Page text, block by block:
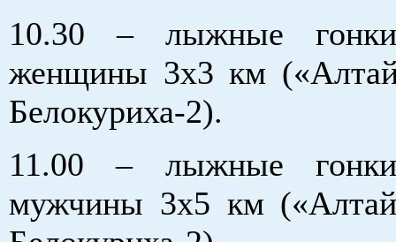
10.30 – лыжные
женщины 3х3 км
Белокуриха-2).
11.00 – лыжные
мужчины 3х5 км